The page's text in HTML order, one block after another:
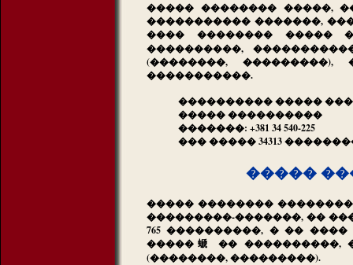
����� �������� �����,
����������� �������,
���� �������� �����
����������,
(��������,
�����������.
���������� �����
����� ����������
�������: +381 34 540-225
��� ����� 34313
�����
����� ��������
���������-�������, ��
765 ����������, � ��
�����螔 �� ����������,
(��������, ���������).